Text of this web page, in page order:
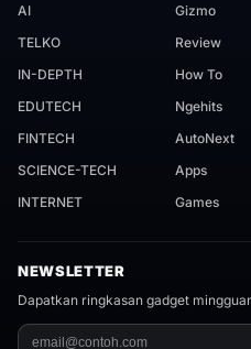
AI
TELKO
IN-DEPTH
EDUTECH
FINTECH
SCIENCE-TECH
INTERNET
Gizmo
Review
How To
Ngehits
AutoNext
Apps
Games
NEWSLETTER
Dapatkan ringkasan gadget